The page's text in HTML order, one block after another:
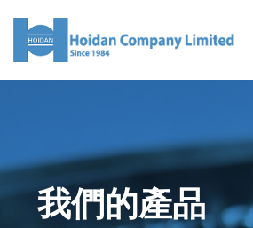
我們的產品